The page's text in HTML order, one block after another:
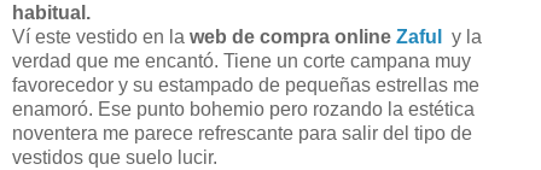
habitual.
Ví este vestido en la web de compra online Zaful
y la
verdad que me encantó. Tiene un corte campana muy
favorecedor y su estampado de pequeñas estrellas me
enamoró. Ese punto bohemio pero rozando la estética
noventera me parece refrescante para salir del tipo de
vestidos que suelo lucir.